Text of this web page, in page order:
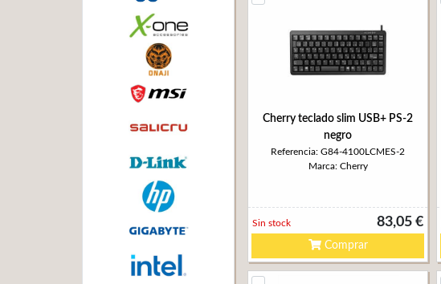
Cherry teclado slim USB+ PS-2
negro
Referencia: G84-4100LCMES-2
Marca: Cherry
83,05 €
Sin stock
Comprar